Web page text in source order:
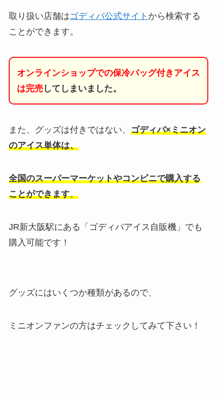
取り扱い店舗はゴディバ公式サイト から検索する
ことができます。
オンラインショップでの保冷バッグ付きアイス
は完売してしまいました。
また、グッズは付きではない、 ゴディバ×ミニオン
のアイス単体は、
全国のスーパーマーケットやコンビニで購入する
ことができます。
JR新大阪駅にある「ゴディバアイス自販機」でも
購入可能です！
グッズにはいくつか種類があるので、
ミニオンファンの方はチェックしてみて下さい！